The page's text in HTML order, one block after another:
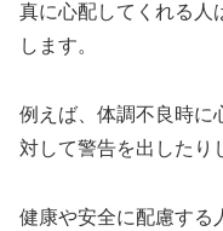
真に心配してくれる人
します。
例えば、体調不良時に
対して警告を出したり
健康や安全に配慮する